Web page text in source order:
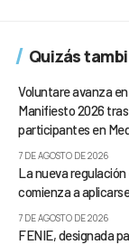
Quizás
Voluntare avanza
Manifiesto 2026
participantes en
7 DE AGOSTO DE 2026
La nueva
comienza a
7 DE AGOSTO DE 2026
FENIE, designada